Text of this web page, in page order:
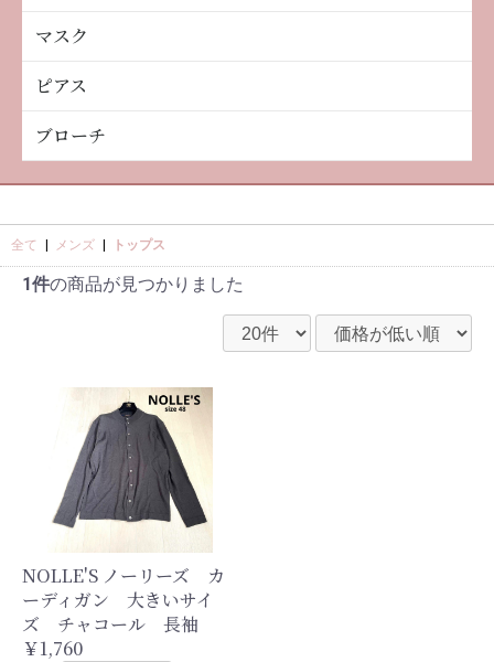
マスク
ピアス
ブローチ
全て | メンズ | トップス
1件の商品が見つかりました
NOLLE'S ノーリーズ カ
ーディガン 大きいサイ
ズ チャコール 長袖
￥1,760